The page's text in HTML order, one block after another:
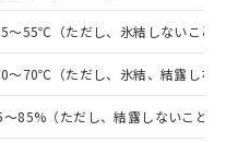
～55℃（ただし、氷結しないこと
～70℃（ただし、氷結、結露しな
85%（ただし、結露しないこと）
令（10物質）の
供可能な商品で
10物質）の非含
える予定のある